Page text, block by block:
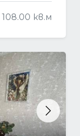
108.00 кв.м
Next